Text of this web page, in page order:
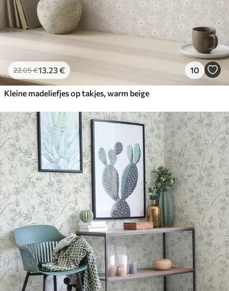
22.05€13.23€ 10
Kleine madeliefjes op takjes, warm beige